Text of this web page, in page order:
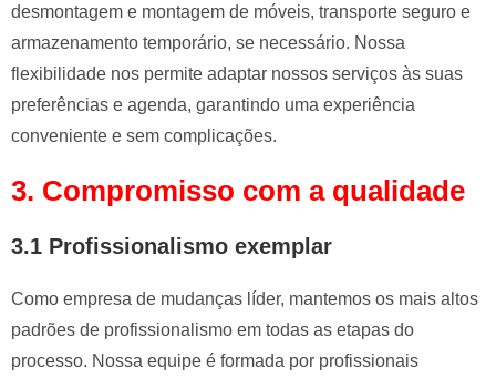
desmontagem e montagem de móveis, transporte seguro e
armazenamento temporário, se necessário. Nossa
flexibilidade nos permite adaptar nossos serviços às suas
preferências e agenda, garantindo uma experiência
conveniente e sem complicações.
3. Compromisso com a qualidade
3.1 Profissionalismo exemplar
Como empresa de mudanças líder, mantemos os mais altos
padrões de profissionalismo em todas as etapas do
processo. Nossa equipe é formada por profissionais